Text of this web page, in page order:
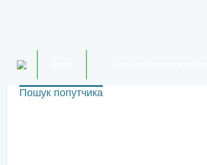
Пошук попутчика